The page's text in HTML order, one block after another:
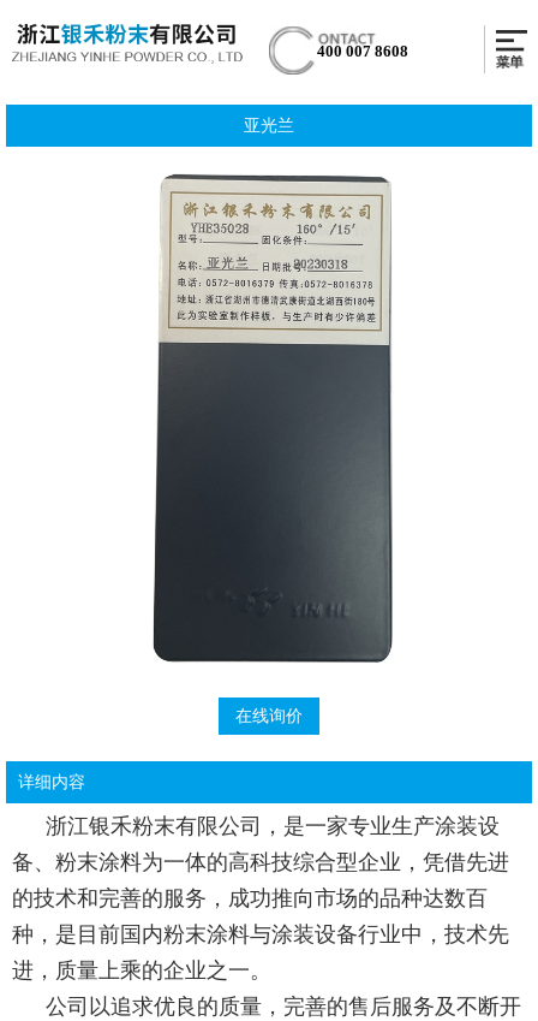
400 007 8608
亚光兰
在线询价
详细内容
浙江银禾粉末有限公司，是一家专业生产涂装设
备、粉末涂料为一体的高科技综合型企业，凭借先进
的技术和完善的服务，成功推向市场的品种达数百
种，是目前国内粉末涂料与涂装设备行业中，技术先
进，质量上乘的企业之一。
公司以追求优良的质量，完善的售后服务及不断开